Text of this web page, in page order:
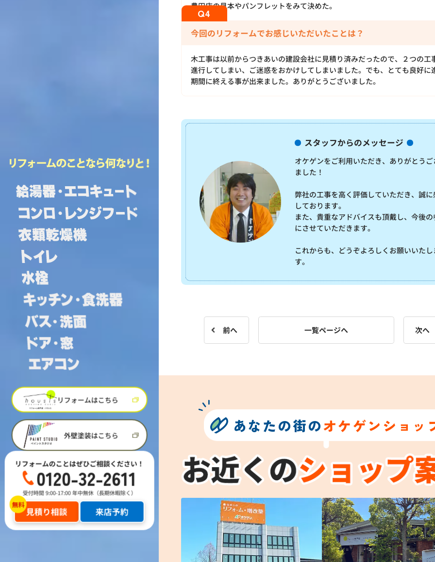
リフォームはこちら
外壁塗装はこちら
リフォームのことはぜひご相談ください！
0120-32-2611
受付時間 9:00-17:00 年中無休（長期休暇除く）
見積り相談 来店予約
豊田店の見本やパンフレットをみて決めた。
今回のリフォームでお感じいただいたことは？
木工事は以前からつきあいの建設会社に見積り済みだったので、２つの工
進行してしまい、ご迷惑をおかけしてしまいました。でも、とても良好に
期間に終える事が出来ました。ありがとうございました。
スタッフからのメッセージ
オケゲンをご利用いただき、ありがとうご
ました！
弊社の工事を高く評価していただき、誠に
しております。
また、貴重なアドバイスも頂戴し、今後の
にさせていただきます。
これからも、どうぞよろしくお願いいたし
す。
前へ 一覧ページへ 次へ
あなたの街のオケゲンショッ